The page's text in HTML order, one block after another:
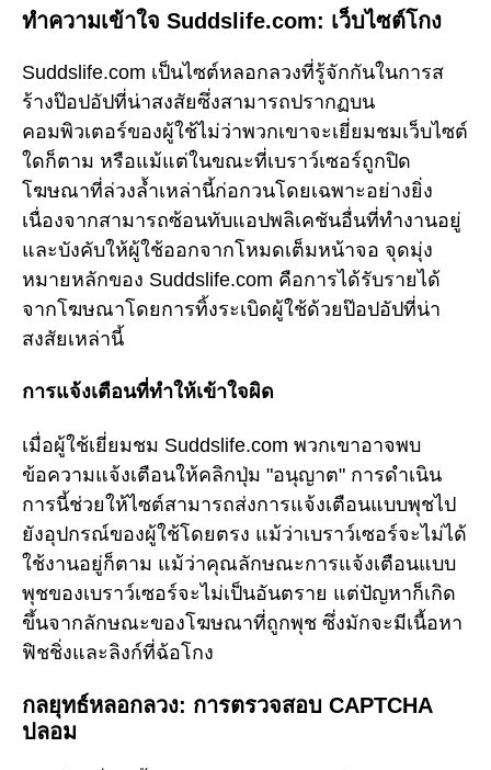
ทำความเข้าใจ Suddslife.com: เว็บไซต์โกง
Suddslife.com เป็นไซต์หลอกลวงที่รู้จักกันในการส
ร้างป๊อปอัปที่น่าสงสัยซึ่งสามารถปรากฏบน
คอมพิวเตอร์ของผู้ใช้ไม่ว่าพวกเขาจะเยี่ยมชมเว็บไซต์
ใดก็ตาม หรือแม้แต่ในขณะที่เบราว์เซอร์ถูกปิด
โฆษณาที่ล่วงล้ำเหล่านี้ก่อกวนโดยเฉพาะอย่างยิ่ง
เนื่องจากสามารถซ้อนทับแอปพลิเคชันอื่นที่ทำงานอยู่
และบังคับให้ผู้ใช้ออกจากโหมดเต็มหน้าจอ จุดมุ่ง
หมายหลักของ Suddslife.com คือการได้รับรายได้
จากโฆษณาโดยการทิ้งระเบิดผู้ใช้ด้วยป๊อปอัปที่น่า
สงสัยเหล่านี้
การแจ้งเตือนที่ทำให้เข้าใจผิด
เมื่อผู้ใช้เยี่ยมชม Suddslife.com พวกเขาอาจพบ
ข้อความแจ้งเตือนให้คลิกปุ่ม "อนุญาต" การดำเนิน
การนี้ช่วยให้ไซต์สามารถส่งการแจ้งเตือนแบบพุชไป
ยังอุปกรณ์ของผู้ใช้โดยตรง แม้ว่าเบราว์เซอร์จะไม่ได้
ใช้งานอยู่ก็ตาม แม้ว่าคุณลักษณะการแจ้งเตือนแบบ
พุชของเบราว์เซอร์จะไม่เป็นอันตราย แต่ปัญหาก็เกิด
ขึ้นจากลักษณะของโฆษณาที่ถูกพุช ซึ่งมักจะมีเนื้อหา
ฟิชชิ่งและลิงก์ที่ฉ้อโกง
กลยุทธ์หลอกลวง: การตรวจสอบ CAPTCHA
ปลอม